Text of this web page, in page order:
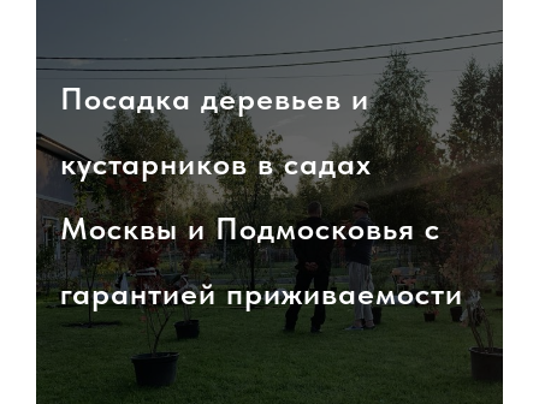
Посадка деревьев и
кустарников в садах
Москвы и Подмосковья с
гарантией приживаемости